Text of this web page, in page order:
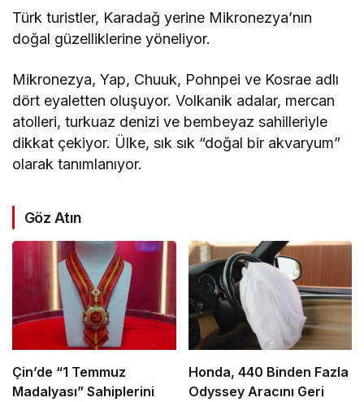
Türk turistler, Karadağ yerine Mikronezya’nın
doğal güzelliklerine yöneliyor.
Mikronezya, Yap, Chuuk, Pohnpei ve Kosrae adlı
dört eyaletten oluşuyor. Volkanik adalar, mercan
atolleri, turkuaz denizi ve bembeyaz sahilleriyle
dikkat çekiyor. Ülke, sık sık “doğal bir akvaryum”
olarak tanımlanıyor.
Göz Atın
Çin’de “1 Temmuz
Madalyası” Sahiplerini
Honda, 440 Binden Fazla
Odyssey Aracını Geri